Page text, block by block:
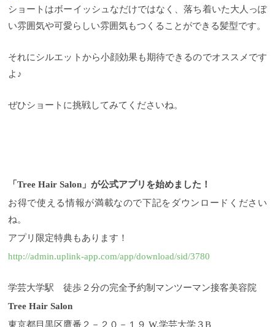
ショートはボーイッシュなだけではなく、落ち着いた大人っぽ
い雰囲気や可愛らしい雰囲気もつくることができる髪型です。
それにシルエットから小顔効果も期待できるのでオススメです
よ♪
ぜひショートに挑戦してみてくださいね。
「Tree Hair Salon」が公式アプリを始めました！
お得で使える情報が満載なので下記をダウンロードください
ね。
アプリ限定特典もあります！
http://admin.uplink-app.com/app/download/sid/3780
学芸大学駅 徒歩２分の完全予約制マンツーマン接客美容院
Tree Hair Salon
東京都目黒区鷹番２－２０－１９ W.学芸大学３B